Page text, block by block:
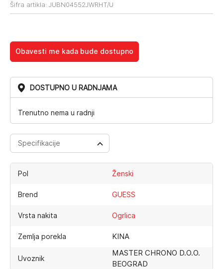
Šifra artikla: JUBN04552JWRHT/U
Obavesti me kada bude dostupno
DOSTUPNO U RADNJAMA
Trenutno nema u radnji
Specifikacije
Pol Ženski
Brend GUESS
Vrsta nakita Ogrlica
Zemlja porekla KINA
Uvoznik
MASTER CHRONO D.O.O.
BEOGRAD